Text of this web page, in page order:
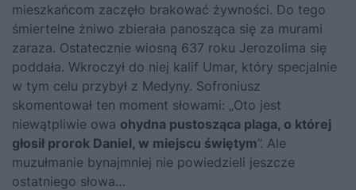
mieszkańcom zaczęło brakować żywności. Do tego
śmiertelne żniwo zbierała panosząca się za murami
zaraza. Ostatecznie wiosną 637 roku Jerozolima się
poddała. Wkroczył do niej kalif Umar, który specjalnie
w tym celu przybył z Medyny. Sofroniusz
skomentował ten moment słowami: „Oto jest
niewątpliwie owa ohydna pustosząca plaga, o której
głosił prorok Daniel, w miejscu świętym”. Ale
muzułmanie bynajmniej nie powiedzieli jeszcze
ostatniego słowa…